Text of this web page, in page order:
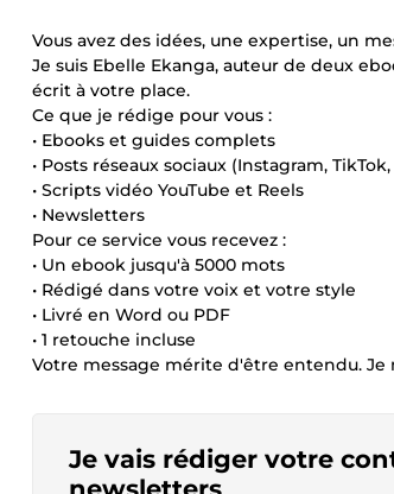
Vous avez des idées, une expertise, un
Je suis Ebelle Ekanga, auteur de deux
écrit à votre place.
Ce que je rédige pour vous :
• Ebooks et guides complets
• Posts réseaux sociaux (Instagram,
• Scripts vidéo YouTube et Reels
• Newsletters
Pour ce service vous recevez :
• Un ebook jusqu'à 5000 mots
• Rédigé dans votre voix et votre style
• Livré en Word ou PDF
• 1 retouche incluse
Votre message mérite d'être entendu. Je
Je vais rédiger votre